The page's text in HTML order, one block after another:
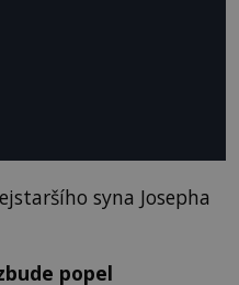
syna Josepha
popel